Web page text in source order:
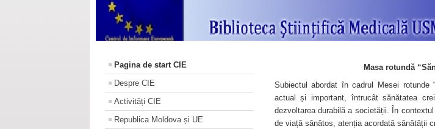
Pagina de start CIE
Despre CIE
Activități CIE
Republica Moldova și UE
Masa rotundă
Subiectul abordat în cadrul Mesei rotunde
actual și important, întrucât sănătatea
dezvoltarea durabilă a societății. În
de viață sănătos, atenția acordată sănătății